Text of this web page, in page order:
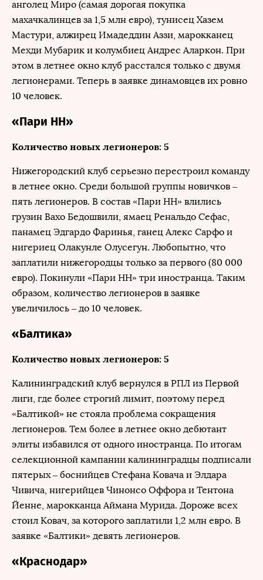
анголец Миро (самая дорогая покупка
махачкалинцев за 1,5 млн евро), тунисец Хазем
Мастури, алжирец Имадеддин Аззи, марокканец
Мехди Мубарик и колумбиец Андрес Аларкон. При
этом в летнее окно клуб расстался только с двумя
легионерами. Теперь в заявке динамовцев их ровно
10 человек.
«Пари НН»
Количество новых легионеров: 5
Нижегородский клуб серьезно перестроил команду
в летнее окно. Среди большой группы новичков –
пять легионеров. В состав «Пари НН» влились
грузин Вахо Бедошвили, ямаец Ренальдо Сефас,
панамец Эдгардо Фаринья, ганец Алекс Сарфо и
нигериец Олакунле Олусегун. Любопытно, что
заплатили нижегородцы только за первого (80 000
евро). Покинули «Пари НН» три иностранца. Таким
образом, количество легионеров в заявке
увеличилось – до 10 человек.
«Балтика»
Количество новых легионеров: 5
Калининградский клуб вернулся в РПЛ из Первой
лиги, где более строгий лимит, поэтому перед
«Балтикой» не стояла проблема сокращения
легионеров. Тем более в летнее окно дебютант
элиты избавился от одного иностранца. По итогам
селекционной кампании калининградцы подписали
пятерых – боснийцев Стефана Ковача и Элдара
Чивича, нигерийцев Чинонсо Оффора и Тентона
Йенне, марокканца Аймана Мурида. Дороже всех
стоил Ковач, за которого заплатили 1,2 млн евро. В
заявке «Балтики» девять легионеров.
«Краснодар»